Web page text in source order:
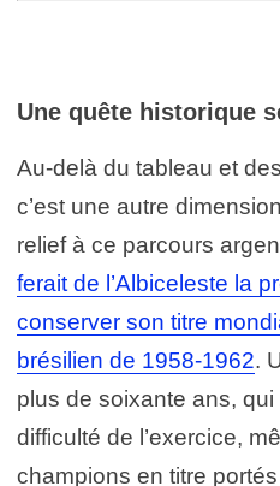
Une quête historique
Au-delà du tableau et
c’est une autre
relief à ce parcours
ferait de l’Albiceleste la
conserver son titre
brésilien de 1958-1962.
plus de soixante ans,
difficulté de l’exercice,
champions en titre